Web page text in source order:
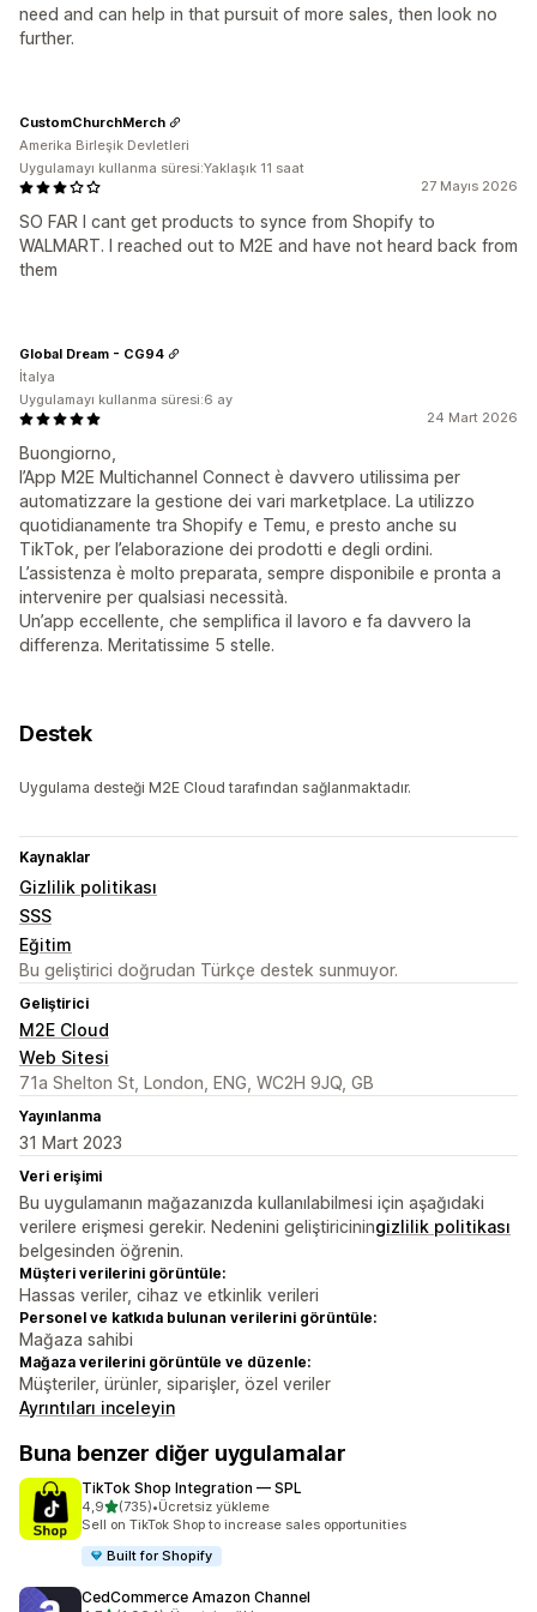
need and can help in that pursuit of more sales, then look no
further.
27 Mayıs 2026
SO FAR I cant get products to synce from Shopify to
WALMART. I reached out to M2E and have not heard back from
them
CustomChurchMerch
Amerika Birleşik Devletleri
Uygulamayı kullanma süresi:Yaklaşık 11 saat
24 Mart 2026
Buongiorno,
l’App M2E Multichannel Connect è davvero utilissima per
automatizzare la gestione dei vari marketplace. La utilizzo
quotidianamente tra Shopify e Temu, e presto anche su
TikTok, per l’elaborazione dei prodotti e degli ordini.
L’assistenza è molto preparata, sempre disponibile e pronta a
intervenire per qualsiasi necessità.
Un’app eccellente, che semplifica il lavoro e fa davvero la
differenza. Meritatissime 5 stelle.
Global Dream - CG94
İtalya
Uygulamayı kullanma süresi:6 ay
Destek
Uygulama desteği M2E Cloud tarafından sağlanmaktadır.
Kaynaklar
Gizlilik politikası
SSS
Eğitim
Bu geliştirici doğrudan Türkçe destek sunmuyor.
Geliştirici
M2E Cloud
Web Sitesi
71a Shelton St, London, ENG, WC2H 9JQ, GB
Yayınlanma
31 Mart 2023
Veri erişimi
Bu uygulamanın mağazanızda kullanılabilmesi için aşağıdaki
verilere erişmesi gerekir. Nedenini geliştiriciningizlilik politikası
belgesinden öğrenin.
Müşteri verilerini görüntüle:
Hassas veriler, cihaz ve etkinlik verileri
Personel ve katkıda bulunan verilerini görüntüle:
Mağaza sahibi
Mağaza verilerini görüntüle ve düzenle:
Müşteriler, ürünler, siparişler, özel veriler
Ayrıntıları inceleyin
Buna benzer diğer uygulamalar
TikTok Shop Integration — SPL
4,95 yıldız üzerinden
(735)
toplam 735 değerlendirme
•Ücretsiz yükleme
Sell on TikTok Shop to increase sales opportunities
Built for Shopify
CedCommerce Amazon Channel